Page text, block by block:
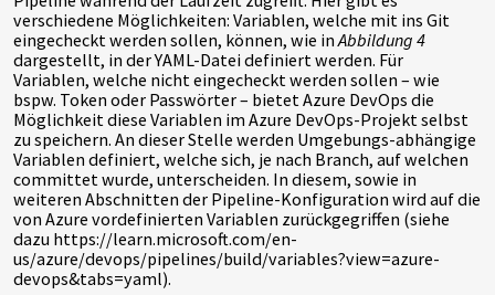
verschiedene Möglichkeiten: Variablen, welche mit ins Git
eingecheckt werden sollen, können, wie inAbbildung 4
dargestellt, in der YAML-Datei definiert werden. Für
Variablen, welche nicht eingecheckt werden sollen – wie
bspw. Token oder Passwörter – bietet Azure DevOps die
Möglichkeit diese Variablen im Azure DevOps-Projekt selbst
zu speichern. An dieser Stelle werden Umgebungs-abhängige
Variablen definiert, welche sich, je nach Branch, auf welchen
committet wurde, unterscheiden. In diesem, sowie in
weiteren Abschnitten der Pipeline-Konfiguration wird auf die
von Azure vordefinierten Variablen zurückgegriffen (siehe
dazu https://learn.microsoft.com/en-
us/azure/devops/pipelines/build/variables?view=azure-
devops&tabs=yaml).